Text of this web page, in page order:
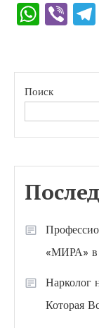
Поиск
«МИРА»
Нарколог
Которая